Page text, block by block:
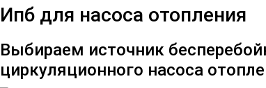
Ипб для насоса отопления
Выбираем источник
циркуляционного насоса